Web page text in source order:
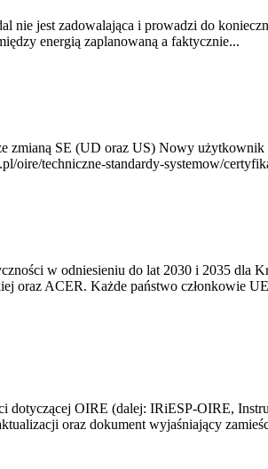
nie jest zadowalająca i prowadzi do
energią zaplanowaną a faktycznie...
zmianą SE (UD oraz US) Nowy
oire/techniczne-standardy-systemow/
w odniesieniu do lat 2030 i 2035 dla
oraz ACER. Każde państwo członkowie
dotyczącej OIRE (dalej: IRiESP-OIRE,
oraz dokument wyjaśniający